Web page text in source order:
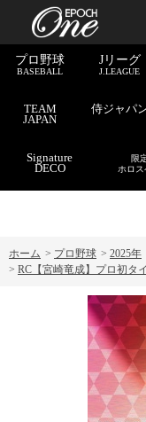
プロ野球
BASEBALL
Jリーグ
J.LEAGUE
TEAM
JAPAN
侍ジャパ
Signature
DECO
限
ホロ
ホーム > プロ野球 > 2025年
> RC【宮崎竜成】プロ初タ